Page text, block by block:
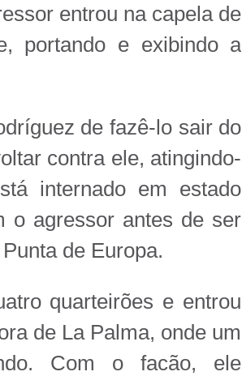
entrou na capela de
portando e exibindo a
de fazê-lo sair do
contra ele, atingindo-
internado em estado
o agressor antes de ser
de Europa.
quarteirões e entrou
de La Palma, onde um
Com o facão, ele